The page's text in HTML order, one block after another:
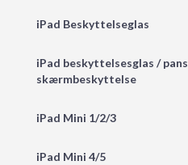
iPad Beskyttelseglas
iPad beskyttelsesglas /
skærmbeskyttelse
iPad Mini 1/2/3
iPad Mini 4/5